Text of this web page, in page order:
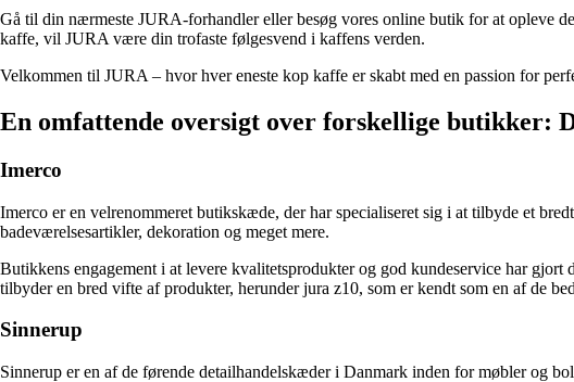
Gå til din nærmeste JURA-forhandler eller besøg vores online butik for at opleve
kaffe, vil JURA være din trofaste følgesvend i kaffens verden.
Velkommen til JURA – hvor hver eneste kop kaffe er skabt med en passion for
En omfattende oversigt over forskellige butikker:
Imerco
Imerco er en velrenommeret butikskæde, der har specialiseret sig i at tilbyde et
badeværelsesartikler, dekoration og meget mere.
Butikkens engagement i at levere kvalitetsprodukter og god kundeservice har
tilbyder en bred vifte af produkter, herunder jura z10, som er kendt som en af de
Sinnerup
Sinnerup er en af de førende detailhandelskæder i Danmark inden for møbler og